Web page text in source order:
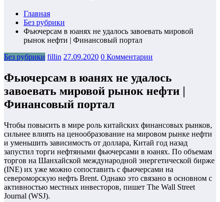
Главная
Без рубрики
Фьючерсам в юанях не удалось завоевать мировой
рынок нефти | Финансовый портал
Без рубрики fillin 27.09.2020 0 Комментарии
Фьючерсам в юанях не удалось
завоевать мировой рынок нефти |
Финансовый портал
Чтобы повысить в мире роль китайских финансовых рынков,
сильнее влиять на ценообразование на мировом рынке нефти
и уменьшить зависимость от доллара, Китай год назад
запустил торги нефтяными фьючерсами в юанях. По объемам
торгов на Шанхайской международной энергетической бирже
(INE) их уже можно сопоставить с фьючерсами на
североморскую нефть Brent. Однако это связано в основном с
активностью местных инвесторов, пишет The Wall Street
Journal (WSJ).